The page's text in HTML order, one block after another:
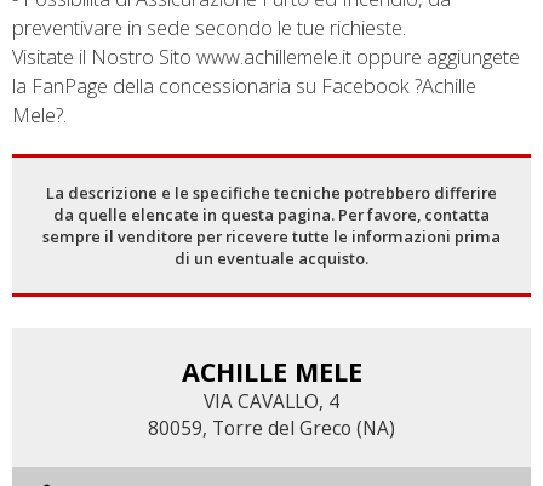
preventivare in sede secondo le tue richieste.
Visitate il Nostro Sito www.achillemele.it oppure aggiungete
la FanPage della concessionaria su Facebook ?Achille
Mele?.
La descrizione e le specifiche tecniche potrebbero differire
da quelle elencate in questa pagina. Per favore, contatta
sempre il venditore per ricevere tutte le informazioni prima
di un eventuale acquisto.
ACHILLE MELE
VIA CAVALLO, 4
80059, Torre del Greco (NA)